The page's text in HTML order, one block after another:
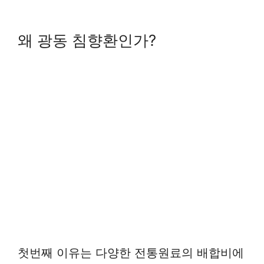
왜 광동 침향환인가?
첫번째 이유는 다양한 전통원료의 배합비에